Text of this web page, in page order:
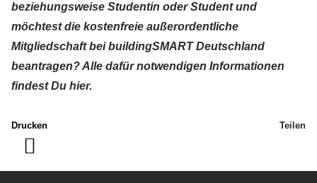
beziehungsweise Studentin oder Student und
möchtest die kostenfreie außerordentliche
Mitgliedschaft bei buildingSMART Deutschland
beantragen? Alle dafür notwendigen Informationen
findest Du hier.
Drucken Teilen